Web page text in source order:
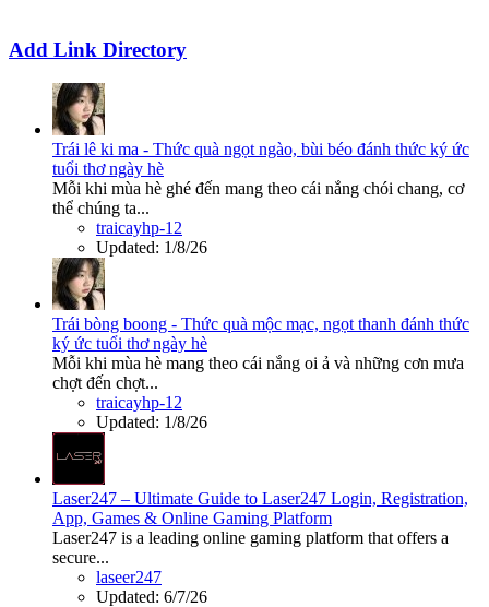
Add Link Directory
Trái lê ki ma - Thức quà ngọt ngào, bùi béo đánh thức ký ức
tuổi thơ ngày hè
Mỗi khi mùa hè ghé đến mang theo cái nắng chói chang, cơ
thể chúng ta...
traicayhp-12
Updated: 1/8/26
Trái bòng boong - Thức quà mộc mạc, ngọt thanh đánh thức
ký ức tuổi thơ ngày hè
Mỗi khi mùa hè mang theo cái nắng oi ả và những cơn mưa
chợt đến chợt...
traicayhp-12
Updated: 1/8/26
Laser247 – Ultimate Guide to Laser247 Login, Registration,
App, Games & Online Gaming Platform
Laser247 is a leading online gaming platform that offers a
secure...
laseer247
Updated: 6/7/26